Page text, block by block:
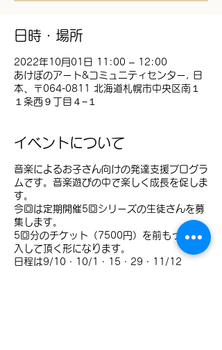
日時・場所
2022年10月01日 11:00 – 12:00
あけぼのアート&コミュニティセンター, 日
本、〒064-0811 北海道札幌市中央区南１
１条西９丁目４−１
イベントについて
音楽によるお子さん向けの発達支援プログラ
ムです。音楽遊びの中で楽しく成長を促しま
す。
今回は定期開催5回シリーズの生徒さんを募
集します。
5回分のチケット（7500円）を前もって購
入して頂く形になります。
日程は9/10・10/1・15・29・11/12